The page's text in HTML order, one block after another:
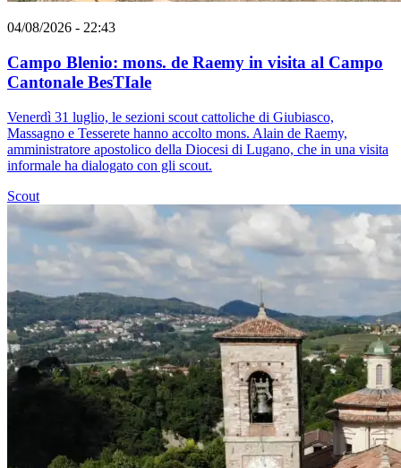
04/08/2026 - 22:43
Campo Blenio: mons. de Raemy in visita al Campo
Cantonale BesTIale
Venerdì 31 luglio, le sezioni scout cattoliche di Giubiasco,
Massagno e Tesserete hanno accolto mons. Alain de Raemy,
amministratore apostolico della Diocesi di Lugano, che in una visita
informale ha dialogato con gli scout.
Scout